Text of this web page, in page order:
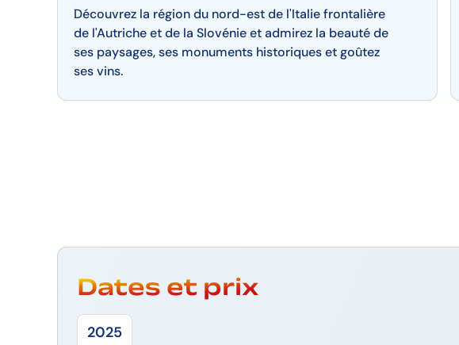
Découvrez la région du nord-est de l'Italie frontalière
de l'Autriche et de la Slovénie et admirez la beauté de
ses paysages, ses monuments historiques et goûtez
ses vins.
Dates et prix
2025